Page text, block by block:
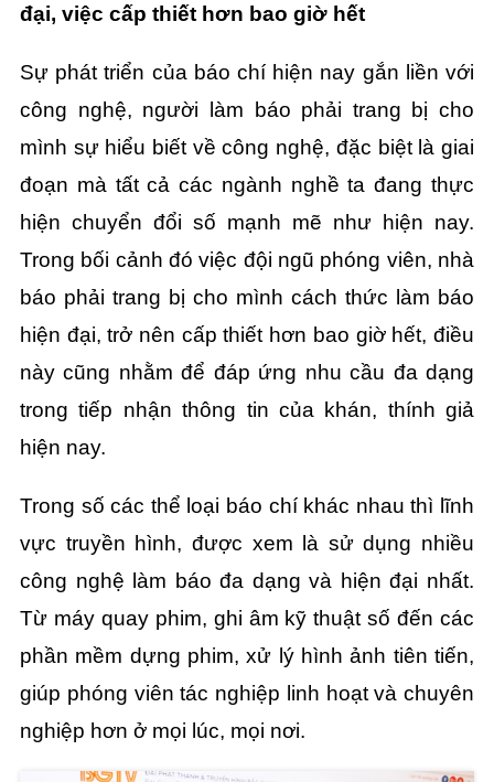
đại, việc cấp thiết hơn bao giờ hết
Sự phát triển của báo chí hiện nay gắn liền với
công nghệ, người làm báo phải trang bị cho
mình sự hiểu biết về công nghệ, đặc biệt là giai
đoạn mà tất cả các ngành nghề ta đang thực
hiện chuyển đổi số mạnh mẽ như hiện nay.
Trong bối cảnh đó việc đội ngũ phóng viên, nhà
báo phải trang bị cho mình cách thức làm báo
hiện đại, trở nên cấp thiết hơn bao giờ hết, điều
này cũng nhằm để đáp ứng nhu cầu đa dạng
trong tiếp nhận thông tin của khán, thính giả
hiện nay.
Trong số các thể loại báo chí khác nhau thì lĩnh
vực truyền hình, được xem là sử dụng nhiều
công nghệ làm báo đa dạng và hiện đại nhất.
Từ máy quay phim, ghi âm kỹ thuật số đến các
phần mềm dựng phim, xử lý hình ảnh tiên tiến,
giúp phóng viên tác nghiệp linh hoạt và chuyên
nghiệp hơn ở mọi lúc, mọi nơi.